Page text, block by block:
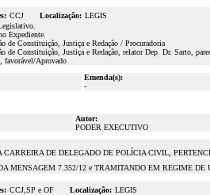
CCJ Localização: LEGIS
Expediente.
de Constituição, Justiça e Redação / Procuradoria
de Constituição, Justiça e Redação, relator Dep. Dr. Sarto,
favorável/Aprovado
Emenda(s):
-
Autor:
PODER EXECUTIVO
DE DELEGADO DE POLÍCIA CIVIL,
MENSAGEM 7.352/12 e TRAMITANDO EM REGIME DE
CCJ,SP e OF Localização: LEGIS